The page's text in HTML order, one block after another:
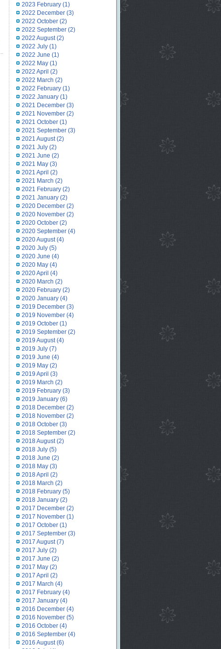
2023 February(1)
2022 December(3)
2022 October(2)
2022 September(2)
2022 August(2)
2022 July(1)
2022 June (1)
2022 May(1)
2022 April (2)
2022 March (2)
2022 February(1)
2022 January(1)
2021 December(3)
2021 November(2)
2021 October(1)
2021 September(3)
2021 August(2)
2021 July(2)
2021 June (2)
2021 May(3)
2021 April (2)
2021 March (2)
2021 February(2)
2021 January(2)
2020 December(2)
2020 November(2)
2020 October(2)
2020 September(4)
2020 August(4)
2020 July(5)
2020 June (4)
2020 May(4)
2020 April (4)
2020 March (2)
2020 February(2)
2020 January(4)
2019 December(3)
2019 November(4)
2019 October(1)
2019 September(2)
2019 August(4)
2019 July(7)
2019 June (4)
2019 May(2)
2019 April (3)
2019 March (2)
2019 February(3)
2019 January(6)
2018 December(2)
2018 November(2)
2018 October(3)
2018 September(2)
2018 August(2)
2018 July(5)
2018 June (2)
2018 May(3)
2018 April (2)
2018 March (2)
2018 February(5)
2018 January(2)
2017 December(2)
2017 November(1)
2017 October(1)
2017 September(3)
2017 August(7)
2017 July(2)
2017 June (2)
2017 May(2)
2017 April (2)
2017 March (4)
2017 February(4)
2017 January(4)
2016 December(4)
2016 November(5)
2016 October(4)
2016 September(4)
2016 August(6)